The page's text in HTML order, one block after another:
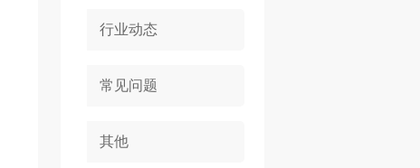
行业动态
常见问题
其他